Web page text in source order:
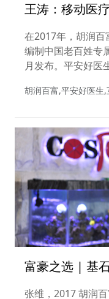
王涛：移动医
在2017年，胡润百
编制中国老百姓专
月发布。平安好医
我服务过的企业都
好医生的重要原因
胡润百富,平安好医生,
富豪之选 | 基
张维
张维，2017 胡润